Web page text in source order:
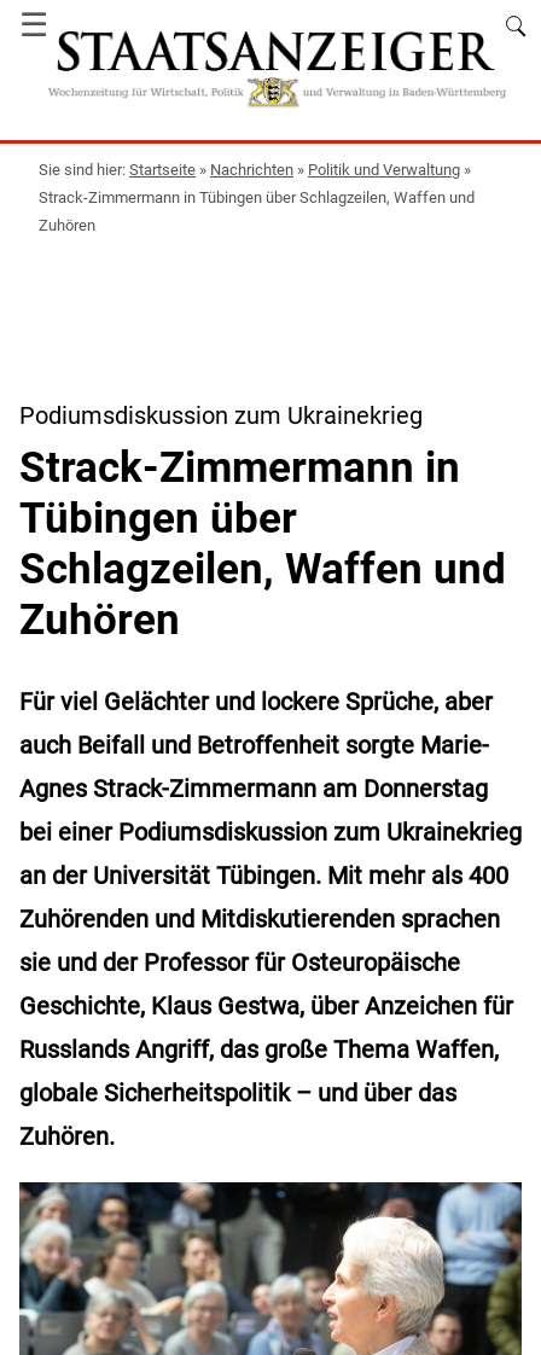
☰
Startseite » Nachrichten » Politik und Verwaltung »
Strack-Zimmermann in Tübingen über Schlagzeilen, Waffen und
Zuhören
Podiumsdiskussion zum Ukrainekrieg
Strack-Zimmermann in
Tübingen über
Schlagzeilen, Waffen und
Zuhören
Für viel Gelächter und lockere Sprüche, aber
auch Beifall und Betroffenheit sorgte Marie-
Agnes Strack-Zimmermann am Donnerstag
bei einer Podiumsdiskussion zum Ukrainekrieg
an der Universität Tübingen. Mit mehr als 400
Zuhörenden und Mitdiskutierenden sprachen
sie und der Professor für Osteuropäische
Geschichte, Klaus Gestwa, über Anzeichen für
Russlands Angriff, das große Thema Waffen,
globale Sicherheitspolitik – und über das
Zuhören.